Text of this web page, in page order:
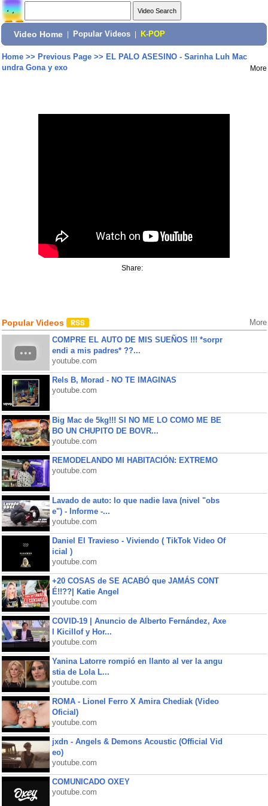
Video Home Popular Videos K-POP
Home>> Previous Page>> EL PALO ASESINO - Sarinha Luh Mac
undra Gona y exo
More
Share:
Popular Videos More
COMPRE EL AUTO DE MIS SUEÑOS !!! *sorpr
endi a mis padres* ??...
youtube.com
Rels B, Morad - NO TE IMAGINAS
youtube.com
Big Mac de 5kg!!! SI NO ME LO COMO ME BE
BO UN CHUPITO DE BOVR...
youtube.com
REMODELANDO MI HABITACIÓN: EXTREMO
youtube.com
Lavado de auto: lo que nadie lava (nivel "obs
e") - Informe -...
youtube.com
Daniel El Travieso - Viviendo ( TikTok Video Of
icial )
youtube.com
+20 COSAS de SE ACABÓ que JAMÁS CONT
É!!??| Katie Angel
youtube.com
COVID-19 | Anuncio de Alberto Fernández, Axe
l Kicillof y Hor...
youtube.com
Yanina Latorre rompió en llanto al ver la angu
stia de Lola L...
youtube.com
ROMA - Lionel Ferro X Amira Chediak (Video
Oficial)
youtube.com
jxdn - Angels & Demons Acoustic (Official Vid
eo)
youtube.com
COMUNICADO OXEY
youtube.com